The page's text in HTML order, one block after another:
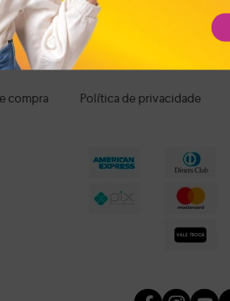
todos os itens e aproveite nossas condições
compra Política de privacidade